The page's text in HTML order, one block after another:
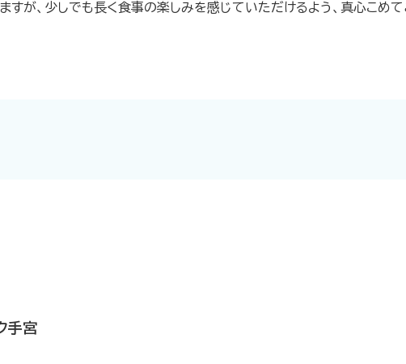
すが、少しでも長く食事の楽しみを感じていただけるよう、真心こめて
手宮